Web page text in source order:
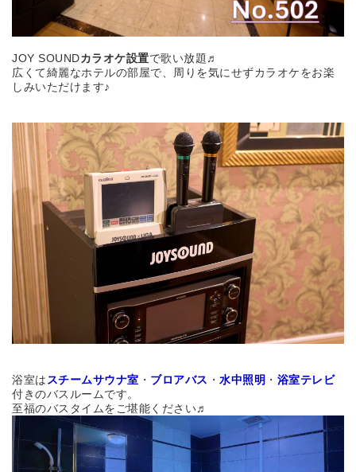
JOY SOUNDカラオケ設置で歌い放題♬
広くて綺麗なホテルの部屋で、周りを気にせずカラオケをお楽
しみいただけます♪
浴室はスチームサウナ室 ・ ブロアバス ・ 水中照明 ・ 浴室テレビ
付きのバスルームです。
至福のバスタイムをご堪能ください♬